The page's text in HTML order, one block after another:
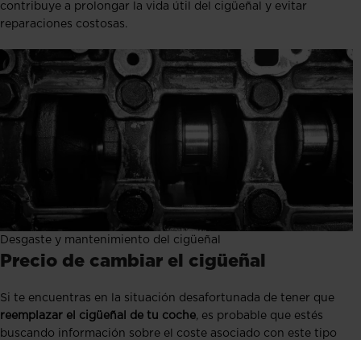
contribuye a prolongar la vida útil del cigüeñal y evitar
reparaciones costosas.
Desgaste y mantenimiento del cigüeñal
Precio de cambiar el cigüeñal
Si te encuentras en la situación desafortunada de tener que
reemplazar el cigüeñal de tu coche, es probable que estés
buscando información sobre el coste asociado con este tipo